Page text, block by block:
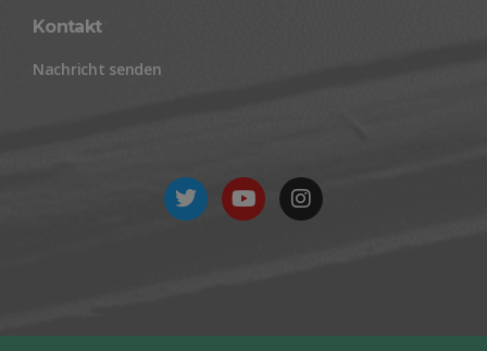
Kontakt
Nachricht senden